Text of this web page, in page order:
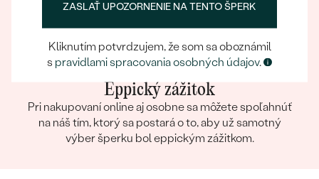
Eppický zážitok
Pri nakupovaní online aj osobne sa môžete spoľahnúť
na náš tím, ktorý sa postará o to, aby už samotný
výber šperku bol eppickým zážitkom.
ZASLAŤ UPOZORNENIE NA TENTO ŠPERK
Kliknutím potvrdzujem, že som sa oboznámil
s pravidlami spracovania osobných údajov.